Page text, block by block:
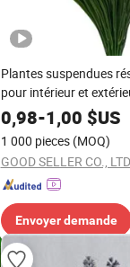
Plantes suspendues
pour intérieur et
saisonnières, fleurs
0,98-1,00 $US
1 000 pieces (MOQ)
GOOD SELLER CO., LTD
Envoyer demande